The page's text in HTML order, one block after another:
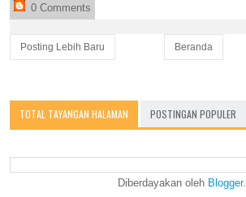
0 Comments
Posting Lebih Baru Beranda
TOTAL TAYANGAN HALAMAN POSTINGAN POPULER
Diberdayakan oleh Blogger.